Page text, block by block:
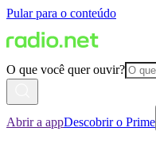
Pular para o conteúdo
O que você quer ouvir?
Abrir a appDescobrir o Prime